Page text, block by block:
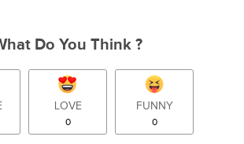
Do You Think ?
LOVE
0
FUNNY
0